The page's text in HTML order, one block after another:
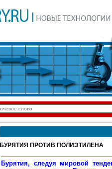
БУРЯТИЯ ПРОТИВ ПОЛИЭТИЛЕНА
Бурятия, следуя мировой